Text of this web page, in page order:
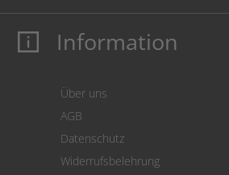
Mein Konto
Information
Über uns
AGB
Datenschutz
Widerrufsbelehrung